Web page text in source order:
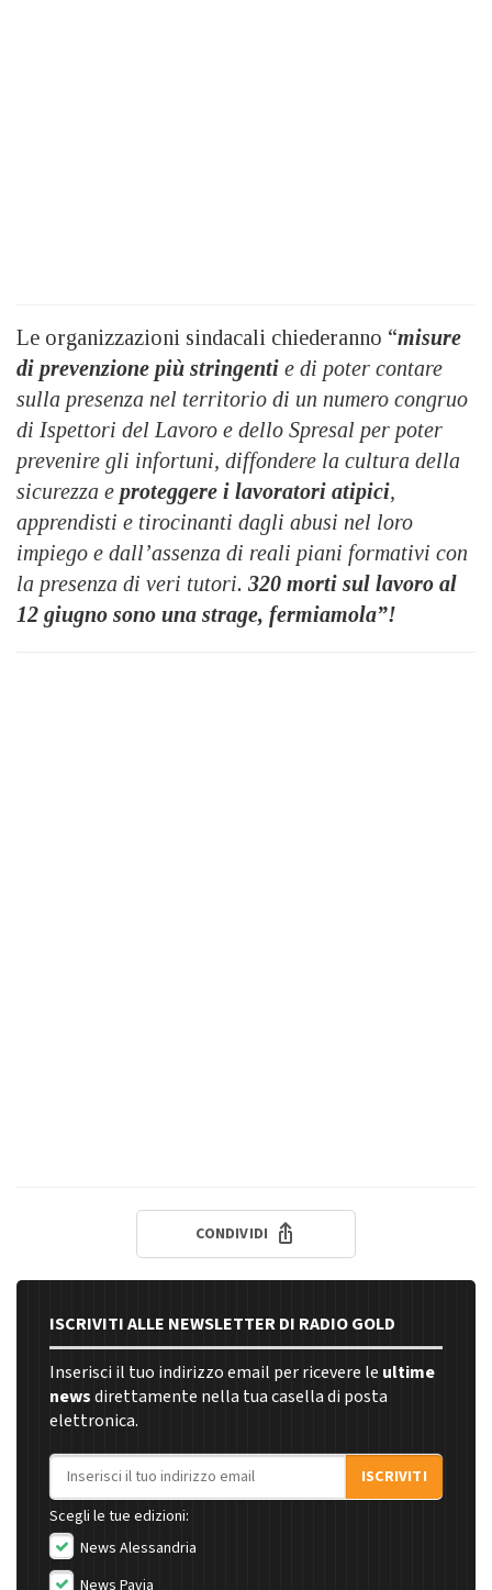
Le organizzazioni sindacali chiederanno “misure
di prevenzione più stringenti e di poter contare
sulla presenza nel territorio di un numero congruo
di Ispettori del Lavoro e dello Spresal per poter
prevenire gli infortuni, diffondere la cultura della
sicurezza e proteggere i lavoratori atipici,
apprendisti e tirocinanti dagli abusi nel loro
impiego e dall’assenza di reali piani formativi con
la presenza di veri tutori. 320 morti sul lavoro al
12 giugno sono una strage, fermiamola”!
CONDIVIDI
ISCRIVITI ALLE NEWSLETTER DI RADIO GOLD
Inserisci il tuo indirizzo email per ricevere le ultime
newsdirettamente nella tua casella di posta
elettronica.
Indirizzo email
ISCRIVITI
Scegli le tue edizioni:
News Alessandria